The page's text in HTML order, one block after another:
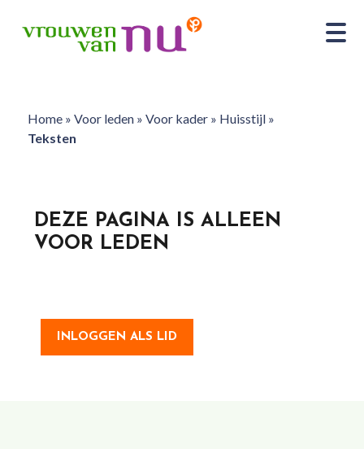
Home» Voor leden» Voor kader» Huisstijl»
Teksten
DEZE PAGINA IS ALLEEN
VOOR LEDEN
INLOGGEN ALS LID